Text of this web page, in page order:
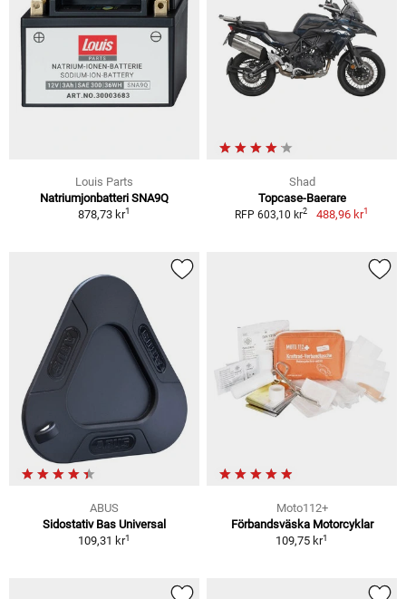
Louis Parts
Natriumjonbatteri SNA9Q
878,73 kr1
Shad
Topcase-Baerare
RFP 603,10 kr2 488,96 kr1
ABUS
Sidostativ Bas Universal
109,31 kr1
Moto112+
Förbandsväska Motorcyklar
109,75 kr1